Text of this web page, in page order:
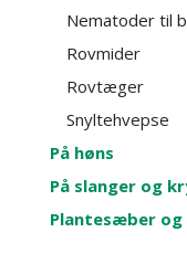
Nematoder til
Rovmider
Rovtæger
Snyltehvepse
På høns
På slanger og
Plantesæber og